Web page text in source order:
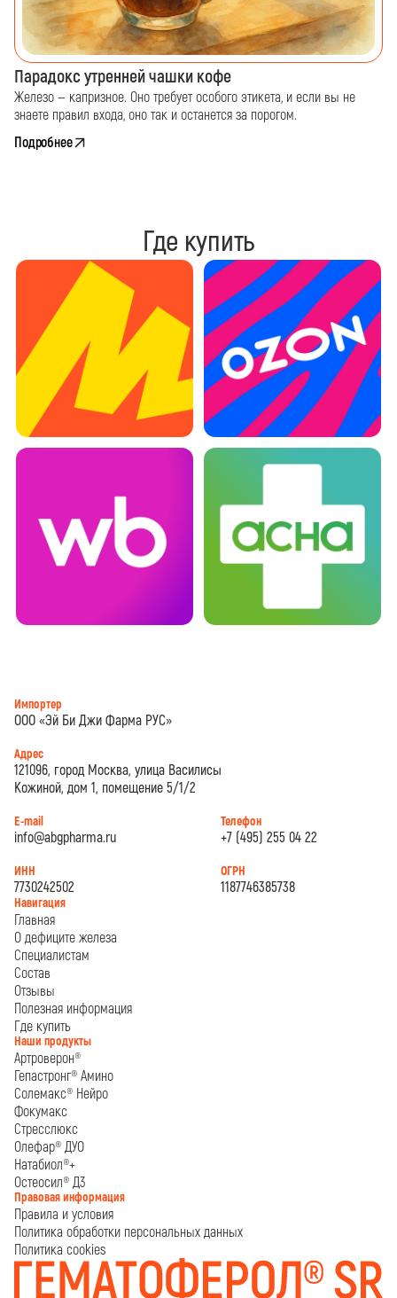
Парадокс утренней чашки кофе
Железо — капризное. Оно требует особого этикета, и если вы не
знаете правил входа, оно так и останется за порогом.
Подробнее
Где купить
Импортер
ООО «Эй Би Джи Фарма РУС»
E-mail
info@abgpharma.ru
Телефон
+7 (495) 255 04 22
Адрес
121096, город Москва, улица Василисы
Кожиной, дом 1, помещение 5/1/2
ИНН
7730242502
ОГРН
1187746385738
Навигация
Главная
О дефиците железа
Специалистам
Состав
Отзывы
Полезная информация
Где купить
Наши продукты
Артроверон®
Гепастронг® Амино
Солемакс® Нейро
Фокумакс
Стресслюкс
Олефар® ДУО
Натабиол®+
Остеосил® Д3
Правовая информация
Правила и условия
Политика обработки персональных данных
Политика cookies